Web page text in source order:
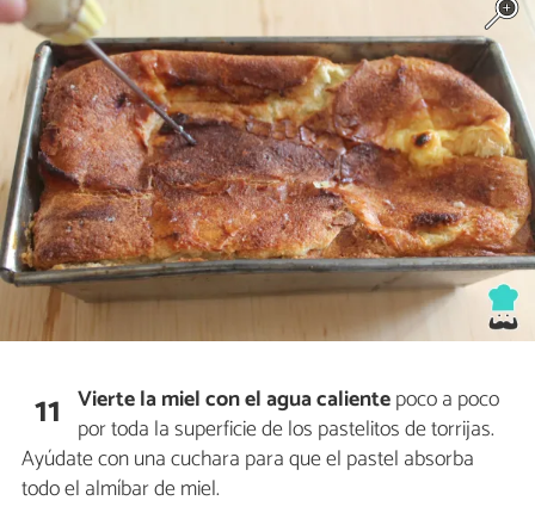
11 Vierte la miel con el agua calientepoco a poco
por toda la superficie de los pastelitos de torrijas.
Ayúdate con una cuchara para que el pastel absorba
todo el almíbar de miel.